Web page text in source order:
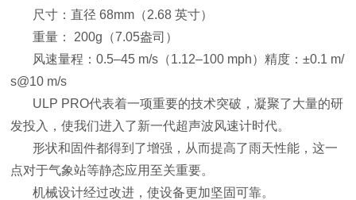
尺寸：直径 68mm（2.68 英寸）
重量： 200g（7.05盎司）
风速量程：0.5–45 m/s（1.12–100 mph）精度：±0.1 m/
s@10 m/s
ULP PRO代表着一项重要的技术突破，凝聚了大量的研
发投入，使我们进入了新一代超声波风速计时代。
形状和固件都得到了增强，从而提高了雨天性能，这一
点对于气象站等静态应用至关重要。
机械设计经过改进，使设备更加坚固可靠。